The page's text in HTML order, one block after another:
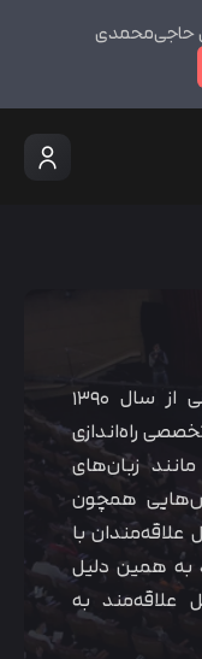
حاجی‌محمدی
موسسه‌ی آموزشی همیار آکادمی از سال ۱۳۹۰
راه‌اندازی
زبان‌های
همچون
با
به همین دلیل
علاقه‌مند به